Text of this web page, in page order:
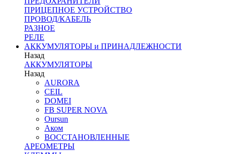
ПРИЦЕПНОЕ УСТРОЙСТВО
ПРОВОД/КАБЕЛЬ
РАЗНОЕ
РЕЛЕ
АККУМУЛЯТОРЫ и ПРИНАДЛЕЖНОСТИ
Назад
АККУМУЛЯТОРЫ
Назад
AURORA
CEIL
DOMEI
FB SUPER NOVA
Oursun
Аком
ВОССТАНОВЛЕННЫЕ
АРЕОМЕТРЫ